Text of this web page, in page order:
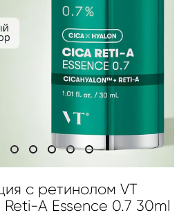
с ретинолом VT
A Essence 0.7 30ml